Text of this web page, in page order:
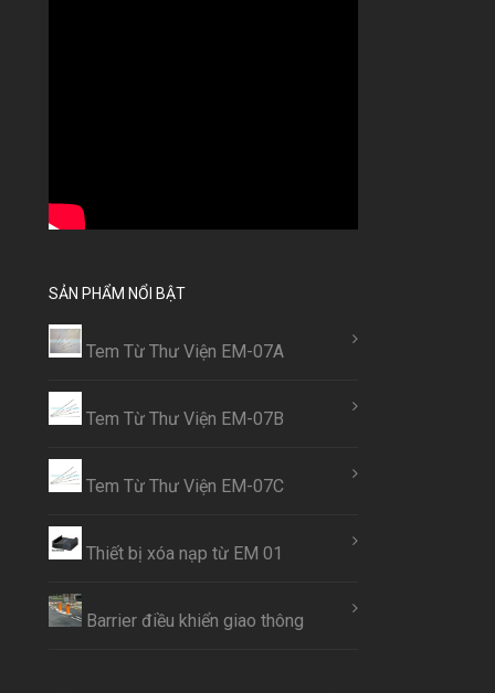
SẢN PHẨM NỔI BẬT
Tem Từ Thư Viện EM-07A
Tem Từ Thư Viện EM-07B
Tem Từ Thư Viện EM-07C
Thiết bị xóa nạp từ EM 01
Barrier điều khiển giao thông